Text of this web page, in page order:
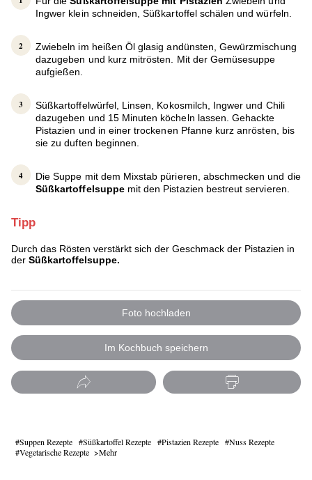
Ingwer klein schneiden, Süßkartoffel schälen und würfeln.
Zwiebeln im heißen Öl glasig andünsten, Gewürzmischung
dazugeben und kurz mitrösten. Mit der Gemüsesuppe
aufgießen.
Süßkartoffelwürfel, Linsen, Kokosmilch, Ingwer und Chili
dazugeben und 15 Minuten köcheln lassen. Gehackte
Pistazien und in einer trockenen Pfanne kurz anrösten, bis
sie zu duften beginnen.
Die Suppe mit dem Mixstab pürieren, abschmecken und die
Süßkartoffelsuppemit den Pistazien bestreut servieren.
Tipp
Durch das Rösten verstärkt sich der Geschmack der Pistazien in
der Süßkartoffelsuppe.
Foto hochladen
Im Kochbuch speichern
Suppen Rezepte Süßkartoffel Rezepte Pistazien Rezepte
Nuss Rezepte
Vegetarische Rezepte
Mehr